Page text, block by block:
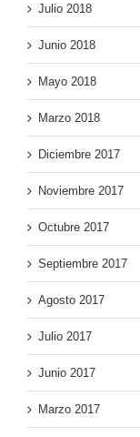
Julio 2018
Junio 2018
Mayo 2018
Marzo 2018
Diciembre 2017
Noviembre 2017
Octubre 2017
Septiembre 2017
Agosto 2017
Julio 2017
Junio 2017
Marzo 2017